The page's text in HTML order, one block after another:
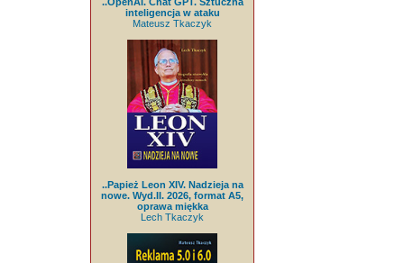
inteligencja w ataku
Mateusz Tkaczyk
..Papież Leon XIV. Nadzieja na
nowe. Wyd.II. 2026, format A5,
oprawa miękka
Lech Tkaczyk